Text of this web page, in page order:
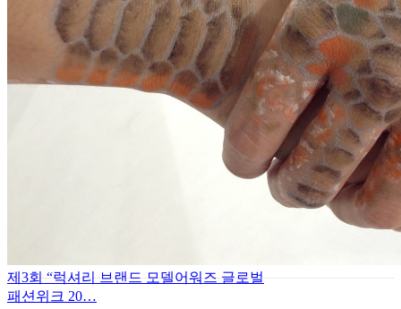
제3회 “럭셔리 브랜드 모델어워즈 글로벌
패션위크 20…